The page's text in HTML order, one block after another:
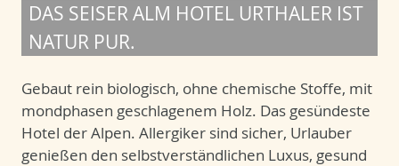
DAS SEISER ALM HOTEL URTHALER IST
NATUR PUR.
Gebaut rein biologisch, ohne chemische Stoffe, mit
mondphasen geschlagenem Holz. Das gesündeste
Hotel der Alpen. Allergiker sind sicher, Urlauber
genießen den selbstverständlichen Luxus, gesund